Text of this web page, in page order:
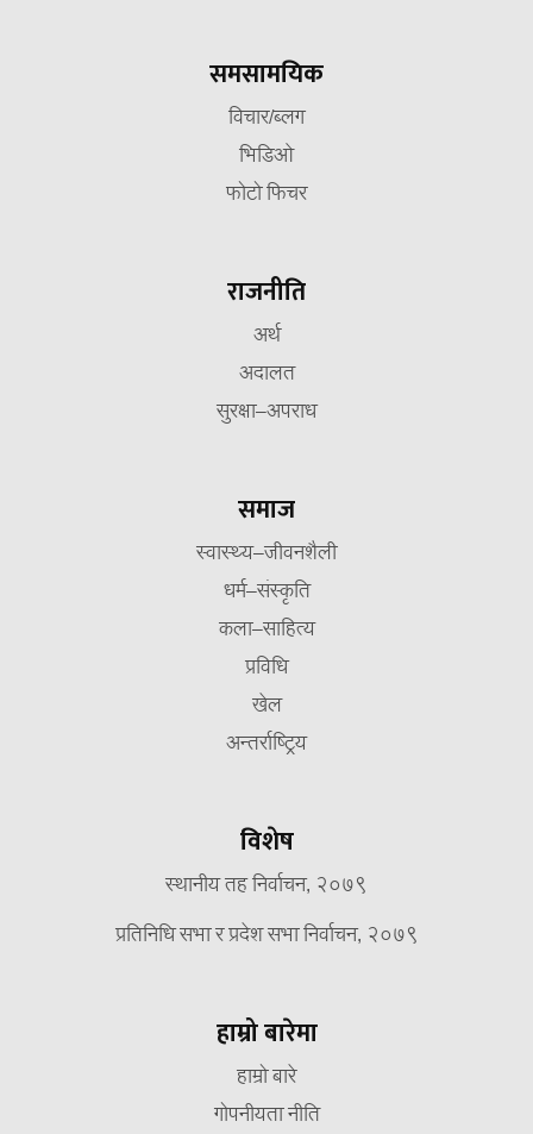
समसामयिक
विचार/ब्लग
भिडिओ
फोटो फिचर
राजनीति
अर्थ
अदालत
सुरक्षा–अपराध
समाज
स्वास्थ्य–जीवनशैली
धर्म–संस्कृति
कला–साहित्य
प्रविधि
खेल
अन्तर्राष्ट्रिय
विशेष
स्थानीय तह निर्वाचन, २०७९
प्रतिनिधि सभा र प्रदेश सभा निर्वाचन, २०७९
हाम्रो बारेमा
हाम्रो बारे
गोपनीयता नीति